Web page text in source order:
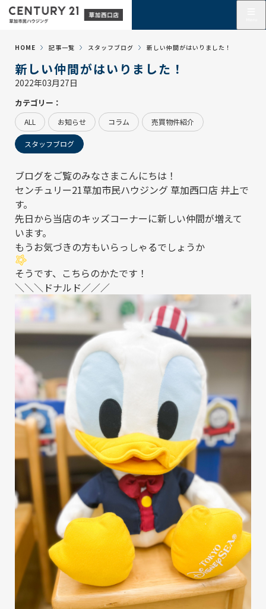
HOME 記事一覧 スタッフブログ 新しい仲間がはいりました！
新しい仲間がはいりました！
2022年03月27日
カテゴリー：
ALL お知らせ コラム 売買物件紹介
スタッフブログ
ブログをご覧のみなさまこんにちは！
センチュリー21草加市民ハウジング 草加西口店 井上で
す。
先日から当店のキッズコーナーに新しい仲間が増えて
います。
もうお気づきの方もいらっしゃるでしょうか
そうです、こちらのかたです！
＼＼＼ドナルド／／／